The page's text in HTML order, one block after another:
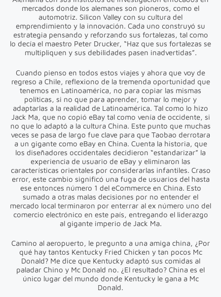
mercados donde los alemanes son pioneros, como el
automotriz. Silicon Valley con su cultura del
emprendimiento y la innovación. Cada uno construyó su
estrategia pensando y reforzando sus fortalezas, tal como
lo decía el maestro Peter Drucker, “Haz que sus fortalezas se
multipliquen y sus debilidades pasen inadvertidas”.
Cuando pienso en todos estos viajes y ahora que voy de
regreso a Chile, reflexiono de la tremenda oportunidad que
tenemos en Latinoamérica, no para copiar las mismas
políticas, si no que para aprender, tomar lo mejor y
adaptarlas a la realidad de Latinoamérica. Tal como lo hizo
Jack Ma, que no copió eBay tal como venía de occidente, si
no que lo adaptó a la cultura China. Este punto que muchas
veces se pasa de largo fue clave para que Taobao derrotara
a un gigante como eBay en China. Cuenta la historia, que
los diseñadores occidentales decidieron “estandarizar” la
experiencia de usuario de eBay y eliminaron las
características orientales por considerarlas infantiles. Craso
error, este cambio significó una fuga de usuarios del hasta
ese entonces número 1 del eCommerce en China. Esto
sumado a otras malas decisiones por no entender el
mercado local terminaron por enterrar al ex número uno del
comercio electrónico en este país, entregando el liderazgo
al gigante imperio de Jack Ma.
Camino al aeropuerto, le pregunto a una amiga china, ¿Por
qué hay tantos Kentucky Fried Chicken y tan pocos Mc
Donald? Me dice que Kentucky adaptó sus comidas al
paladar Chino y Mc Donald no. ¿El resultado? China es el
único lugar del mundo donde Kentucky le gana a Mc
Donald.